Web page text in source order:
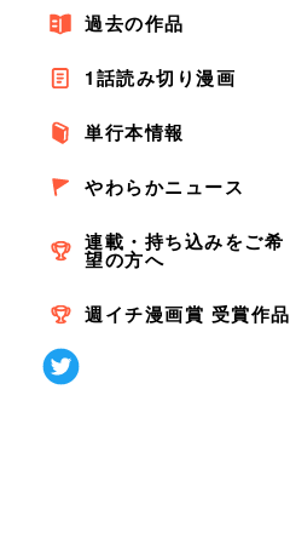
過去の作品
1話読み切り漫画
単行本情報
やわらかニュース
連載・持ち込みをご希
望の方へ
週イチ漫画賞 受賞作品